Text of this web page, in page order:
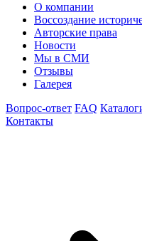
О компании
Воссоздание
Авторские права
Новости
Мы в СМИ
Отзывы
Галерея
Вопрос-ответ FAQ
Контакты